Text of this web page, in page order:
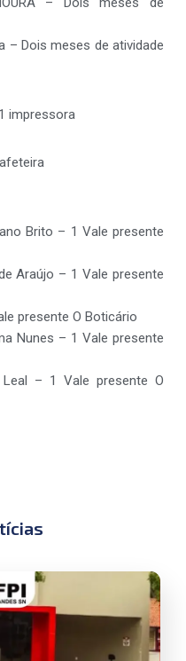
– Dois meses de atividade
impressora
Brito – 1 Vale presente
Araújo – 1 Vale presente
presente O Boticário
Nunes – 1 Vale presente
– 1 Vale presente O